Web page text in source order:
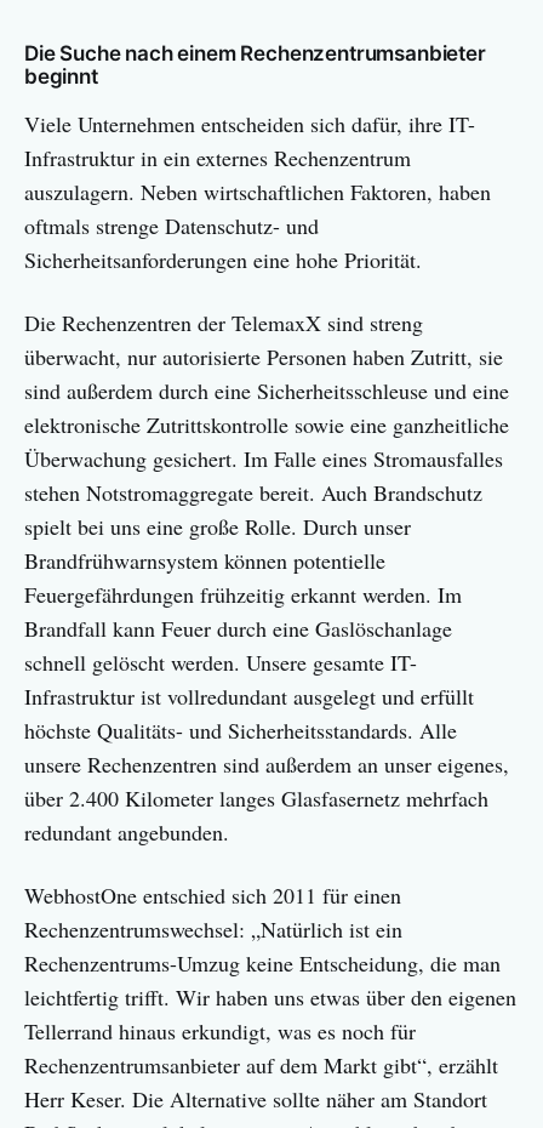
Die Suche nach einem Rechenzentrumsanbieter
beginnt
Viele Unternehmen entscheiden sich dafür, ihre IT-
Infrastruktur in ein externes Rechenzentrum
auszulagern. Neben wirtschaftlichen Faktoren, haben
oftmals strenge Datenschutz- und
Sicherheitsanforderungen eine hohe Priorität.
Die Rechenzentren der TelemaxX sind streng
überwacht, nur autorisierte Personen haben Zutritt, sie
sind außerdem durch eine Sicherheitsschleuse und eine
elektronische Zutrittskontrolle sowie eine ganzheitliche
Überwachung gesichert. Im Falle eines Stromausfalles
stehen Notstromaggregate bereit. Auch Brandschutz
spielt bei uns eine große Rolle. Durch unser
Brandfrühwarnsystem können potentielle
Feuergefährdungen frühzeitig erkannt werden. Im
Brandfall kann Feuer durch eine Gaslöschanlage
schnell gelöscht werden. Unsere gesamte IT-
Infrastruktur ist vollredundant ausgelegt und erfüllt
höchste Qualitäts- und Sicherheitsstandards. Alle
unsere Rechenzentren sind außerdem an unser eigenes,
über 2.400 Kilometer langes Glasfasernetz mehrfach
redundant angebunden.
WebhostOne entschied sich 2011 für einen
Rechenzentrumswechsel: „Natürlich ist ein
Rechenzentrums-Umzug keine Entscheidung, die man
leichtfertig trifft. Wir haben uns etwas über den eigenen
Tellerrand hinaus erkundigt, was es noch für
Rechenzentrumsanbieter auf dem Markt gibt“, erzählt
Herr Keser. Die Alternative sollte näher am Standort